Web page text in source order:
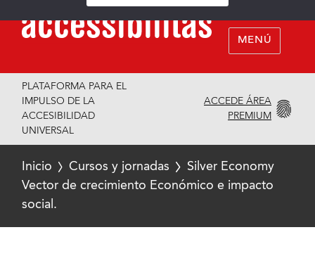
MENÚ
PLATAFORMA PARA EL
IMPULSO DE LA
ACCESIBILIDAD
UNIVERSAL
ACCEDE ÁREA
PREMIUM
Inicio Cursos y jornadas
Silver Economy
Vector de crecimiento Económico e impacto
social.